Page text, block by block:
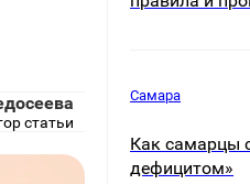
статьи
Самара
Как самарцы
дефицитом»